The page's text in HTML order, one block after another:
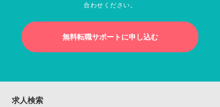
合わせください。
無料転職サポートに申し込む
求人検索